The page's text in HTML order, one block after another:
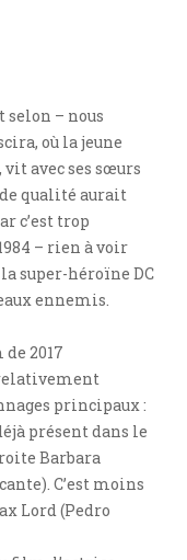
selon – nous
où la jeune
avec ses sœurs
qualité aurait
c’est trop
– rien à voir
super-héroïne DC
ennemis.
2017
principaux :
présent dans le
Barbara
C’est moins
Lord (Pedro